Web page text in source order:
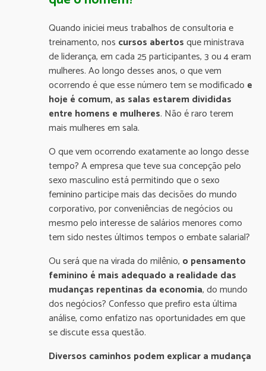
Quando iniciei meus trabalhos de consultoria e
treinamento, nos cursos abertosque ministrava
de liderança, em cada 25 participantes, 3 ou 4 eram
mulheres. Ao longo desses anos, o que vem
ocorrendo é que esse número tem se modificado e
hoje é comum, as salas estarem divididas
entre homens e mulheres. Não é raro terem
mais mulheres em sala.
O que vem ocorrendo exatamente ao longo desse
tempo? A empresa que teve sua concepção pelo
sexo masculino está permitindo que o sexo
feminino participe mais das decisões do mundo
corporativo, por conveniências de negócios ou
mesmo pelo interesse de salários menores como
tem sido nestes últimos tempos o embate salarial?
Ou será que na virada do milênio, o pensamento
feminino é mais adequado a realidade das
mudanças repentinas da economia, do mundo
dos negócios? Confesso que prefiro esta última
análise, como enfatizo nas oportunidades em que
se discute essa questão.
Diversos caminhos podem explicar a mudança